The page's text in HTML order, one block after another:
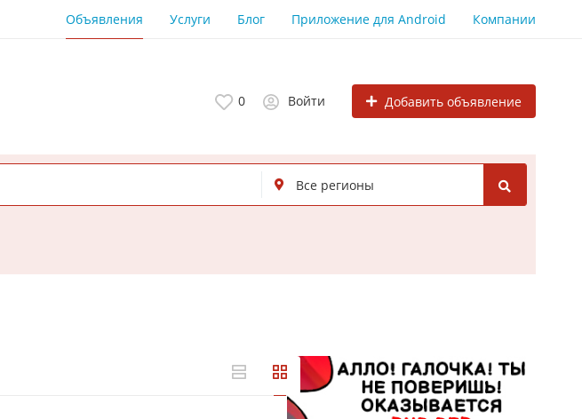
Объявления Услуги Блог Приложение для Android Компании
0 Войти Добавить объявление